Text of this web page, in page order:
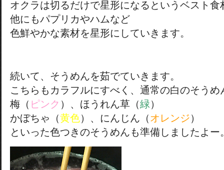
オクラは切るだけで星形になるというベスト食
他にもパプリカやハムなど
色鮮やかな素材を星形にしていきます。
続いて、そうめんを茹でていきます。
こちらもカラフルにすべく、通常の白のそうめ
梅（ ピンク ）、ほうれん草（緑）
かぼちゃ（黄色）、にんじん（オレンジ）
といった色つきのそうめんも準備しましたよー